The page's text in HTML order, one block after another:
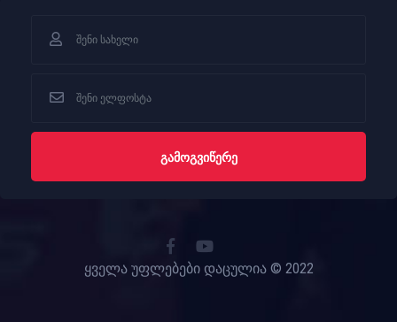
ᲒᲐᲛᲝᲒᲕᲘᲬᲔᲠᲔ
ყველა უფლებები დაცულია © 2022